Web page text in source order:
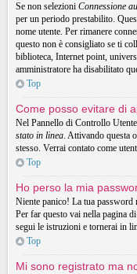
Se non selezioni Connessione
per un periodo prestabilito.
nome utente. Per rimanere
questo non è consigliato se ti
biblioteca, Internet point,
amministratore ha disabilitato
Top
Come posso evitare di
Nel Pannello di Controllo
stato in linea. Attivando questa
stesso. Verrai contato come
Top
Ho perso la mia
Niente panico! La tua password
Per far questo vai nella pagina
segui le istruzioni e tornerai in
Top
Mi sono registrato ma